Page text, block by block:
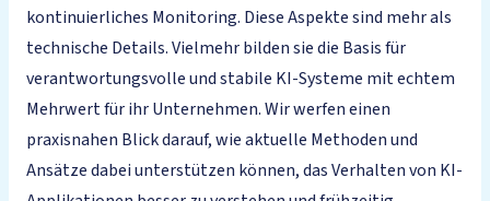
kontinuierliches Monitoring. Diese Aspekte sind mehr als
technische Details. Vielmehr bilden sie die Basis für
verantwortungsvolle und stabile KI-Systeme mit echtem
Mehrwert für ihr Unternehmen. Wir werfen einen
praxisnahen Blick darauf, wie aktuelle Methoden und
Ansätze dabei unterstützen können, das Verhalten von KI-